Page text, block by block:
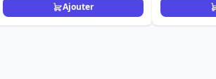
Ajouter